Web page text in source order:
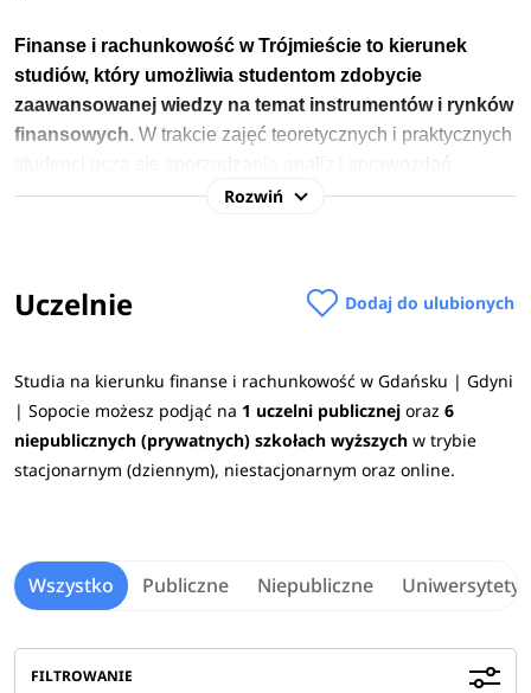
Finanse i rachunkowość w Trójmieście to kierunek
studiów, który umożliwia studentom zdobycie
zaawansowanej wiedzy na temat instrumentów i rynków
finansowych. W trakcie zajęć teoretycznych i praktycznych
studenci uczą się sporządzania analiz i sprawozdań
finansowych, analizowania zjawisk ekonomicznych oraz
jak wygląda program studiów, wymagania rekrutacyjne oraz
W procesie rekrutacji na studia w Trójmieście na
kierunku finanse i rachunkowość w roku akademickim
2026/2027 najczęściej wymagane przedmioty maturalne
wymagane przedmioty maturalne na uczelniach>
Rozwiń
Uczelnie Dodaj do ulubionych
Studia na kierunku finanse i rachunkowość w Gdańsku | Gdyni
| Sopocie możesz podjąć na 1 uczelni publicznejoraz 6
niepublicznych (prywatnych) szkołach wyższychw trybie
stacjonarnym (dziennym), niestacjonarnym oraz online.
Wszystko Publiczne Niepubliczne Uniwersytety
FILTROWANIE